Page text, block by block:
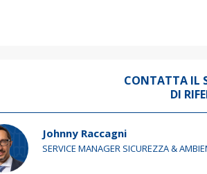
CONTATTA IL
DI
Johnny Raccagni
SERVICE MANAGER SICUREZZA &